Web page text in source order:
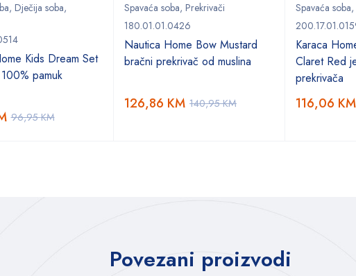
, Dječija soba,
Kids Dream Set
pamuk
96,95KM
Spavaća soba, Prekrivači
180.01.01.0426
Nautica Home Bow Mustard
bračni prekrivač od muslina
140,95KM
126,86 KM
Spavaća soba,
Karaca
Claret Red
prekrivača
116,06 KM
Povezani proizvodi